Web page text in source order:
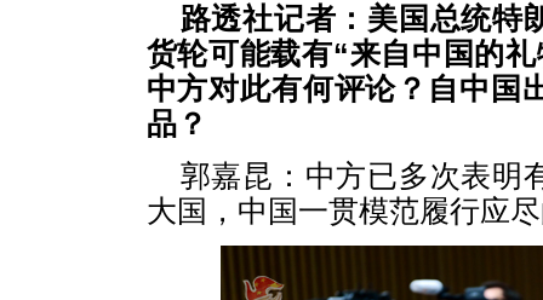
路透社记者：美国总统特
货轮可能载有“来自中国的
中方对此有何评论？自中国
品？
郭嘉昆：中方已多次表明
大国，中国一贯模范履行应